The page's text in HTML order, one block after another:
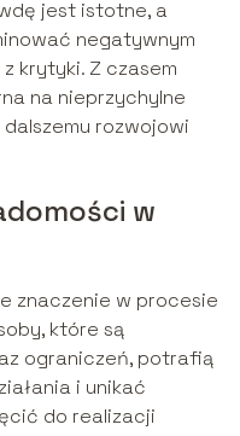
jest istotne, a
negatywnym
krytyki. Z czasem
na nieprzychylne
rozwojowi
w
znaczenie w procesie
które są
ograniczeń, potrafią
i unikać
do realizacji